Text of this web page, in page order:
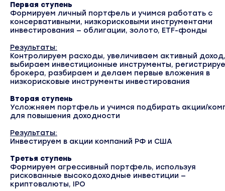
Первая ступень
Формируем личный портфель и учимся работать с
консервативными, низкорисковыми инструментами
инвестирования — облигации, золото, ETF-фонды
Результаты:
Контролируем расходы, увеличиваем активный доход,
выбираем инвестиционные инструменты,
брокера, разбираем и делаем первые вложения в
низкорисковые инструменты инвестирования
Вторая ступень
Усложняем портфель и учимся подбирать акции/
для повышения доходности
Результаты:
Инвестируем в акции компаний РФ и США
Третья ступень
Формируем агрессивный портфель, используя
рискованные высокодоходные инвестиции —
криптовалюты, IPO